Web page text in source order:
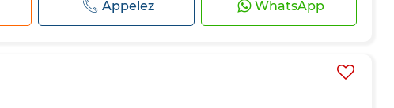
Appelez WhatsApp